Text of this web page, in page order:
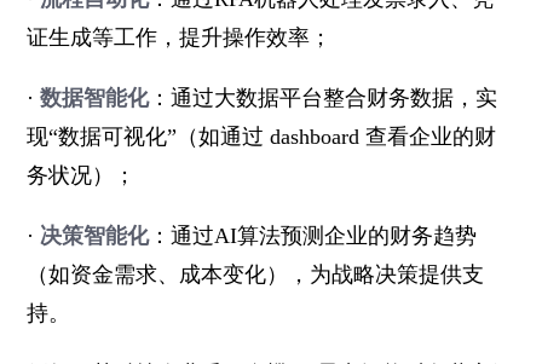
证生成等工作，提升操作效率；
·数据智能化：通过大数据平台整合财务数据，实
现“数据可视化”（如通过 dashboard 查看企业的财
务状况）；
·决策智能化：通过AI算法预测企业的财务趋势
（如资金需求、成本变化），为战略决策提供支
持。